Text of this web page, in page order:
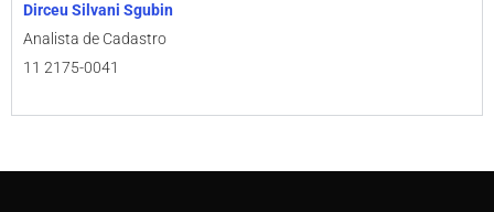
Dirceu Silvani Sgubin
Analista de Cadastro
11 2175-0041